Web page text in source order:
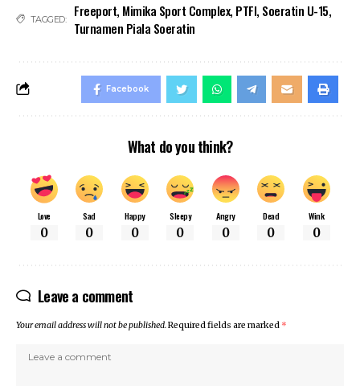
TAGGED: Freeport, Mimika Sport Complex, PTFI, Soeratin U-15,
Turnamen Piala Soeratin
Facebook
What do you think?
Love
0
Sad
0
Happy
0
Sleepy
0
Angry
0
Dead
0
Wink
0
Leave a comment
Your email address will not be published.Required fields are marked *